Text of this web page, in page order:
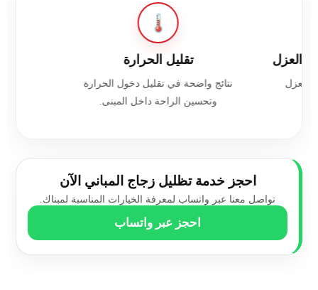
تقليل الحرارة
نتائج واضحة في تقليل دخول الحرارة
وتحسين الراحة داخل المبنى.
احجز خدمة تظليل زجاج المباني الآن
تواصل معنا عبر واتساب لمعرفة الخيارات المناسبة لمبناك.
احجز عبر واتساب